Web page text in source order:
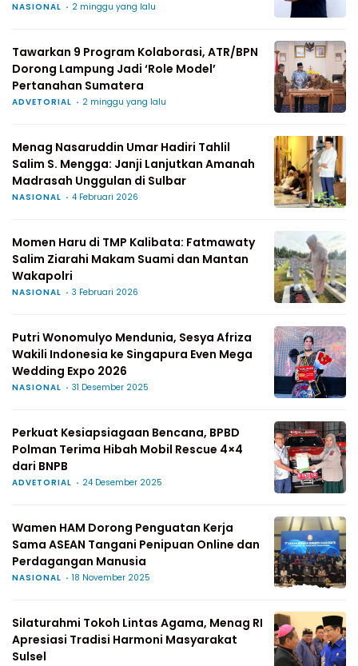
NASIONAL 2 minggu yang lalu
Tawarkan 9 Program Kolaborasi, ATR/BPN
Dorong Lampung Jadi ‘Role Model’
Pertanahan Sumatera
ADVETORIAL 2 minggu yang lalu
Menag Nasaruddin Umar Hadiri Tahlil
Salim S. Mengga: Janji Lanjutkan Amanah
Madrasah Unggulan di Sulbar
NASIONAL 4 Februari 2026
Momen Haru di TMP Kalibata: Fatmawaty
Salim Ziarahi Makam Suami dan Mantan
Wakapolri
NASIONAL 3 Februari 2026
Putri Wonomulyo Mendunia, Sesya Afriza
Wakili Indonesia ke Singapura Even Mega
Wedding Expo 2026
NASIONAL 31 Desember 2025
Perkuat Kesiapsiagaan Bencana, BPBD
Polman Terima Hibah Mobil Rescue 4×4
dari BNPB
ADVETORIAL 24 Desember 2025
Wamen HAM Dorong Penguatan Kerja
Sama ASEAN Tangani Penipuan Online dan
Perdagangan Manusia
NASIONAL 18 November 2025
Silaturahmi Tokoh Lintas Agama, Menag RI
Apresiasi Tradisi Harmoni Masyarakat
Sulsel